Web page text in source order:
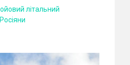
літальний
Росіяни